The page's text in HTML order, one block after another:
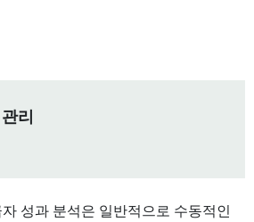
리
성과 분석은 일반적으로 수동적인